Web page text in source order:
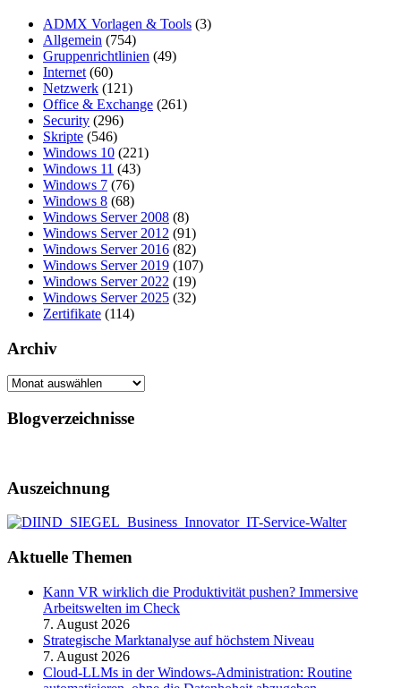
ADMX Vorlagen & Tools (3)
Allgemein (754)
Gruppenrichtlinien (49)
Internet (60)
Netzwerk (121)
Office & Exchange (261)
Security (296)
Skripte (546)
Windows 10 (221)
Windows 11 (43)
Windows 7 (76)
Windows 8 (68)
Windows Server 2008 (8)
Windows Server 2012 (91)
Windows Server 2016 (82)
Windows Server 2019 (107)
Windows Server 2022 (19)
Windows Server 2025 (32)
Zertifikate (114)
Archiv
Archiv
Blogverzeichnisse
Auszeichnung
Aktuelle Themen
Kann VR wirklich die Produktivität pushen? Immersive
Arbeitswelten im Check
7. August 2026
Strategische Marktanalyse auf höchstem Niveau
7. August 2026
Cloud-LLMs in der Windows-Administration: Routine